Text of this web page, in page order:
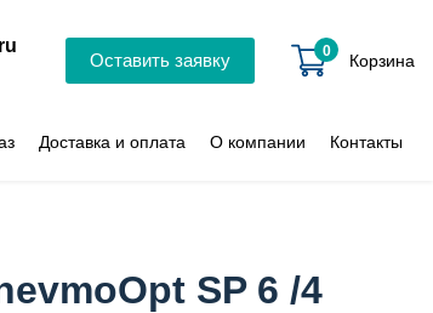
Оставить заявку 0 Корзина
Доставка и оплата О компании Контакты
SP 6 /4